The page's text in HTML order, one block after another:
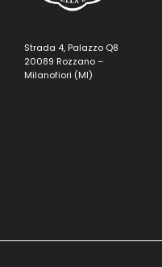
Strada 4, Palazzo Q8
20089 Rozzano –
Milanofiori (MI)